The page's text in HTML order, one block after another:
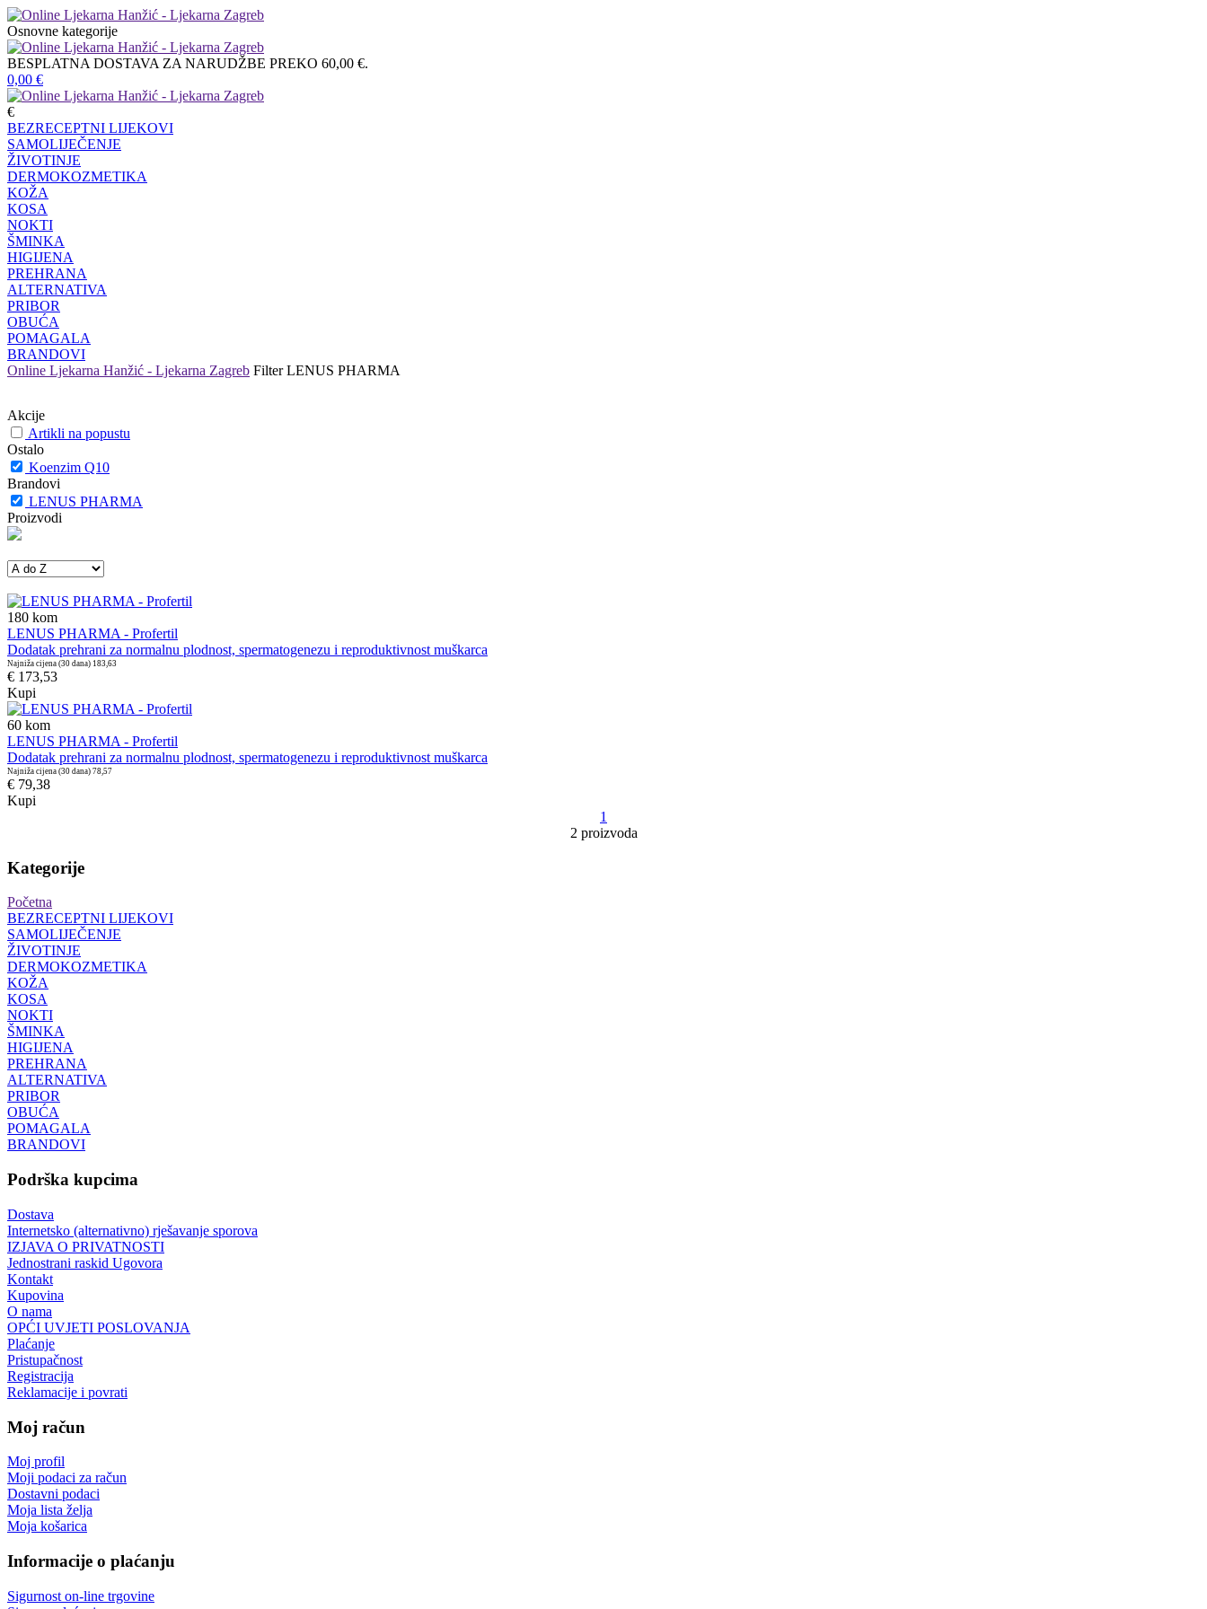
Osnovne kategorije
BESPLATNA DOSTAVA ZA NARUDŽBE PREKO 60,00 €.
0,00 €
€
BEZRECEPTNI LIJEKOVI
SAMOLIJEČENJE
ŽIVOTINJE
DERMOKOZMETIKA
KOŽA
KOSA
NOKTI
ŠMINKA
HIGIJENA
PREHRANA
ALTERNATIVA
PRIBOR
OBUĆA
POMAGALA
BRANDOVI
Online Ljekarna Hanžić - Ljekarna Zagreb Filter LENUS PHARMA
Akcije
Artikli na popustu
Ostalo
Koenzim Q10
Brandovi
LENUS PHARMA
Proizvodi
180 kom
LENUS PHARMA - Profertil
Dodatak prehrani za normalnu plodnost, spermatogenezu i reproduktivnost muškarca
Najniža cijena (30 dana) 183,63
€ 173,53
Kupi
60 kom
LENUS PHARMA - Profertil
Dodatak prehrani za normalnu plodnost, spermatogenezu i reproduktivnost muškarca
Najniža cijena (30 dana) 78,57
€ 79,38
Kupi
1
2 proizvoda
Kategorije
Početna
BEZRECEPTNI LIJEKOVI
SAMOLIJEČENJE
ŽIVOTINJE
DERMOKOZMETIKA
KOŽA
KOSA
NOKTI
ŠMINKA
HIGIJENA
PREHRANA
ALTERNATIVA
PRIBOR
OBUĆA
POMAGALA
BRANDOVI
Podrška kupcima
Dostava
Internetsko (alternativno) rješavanje sporova
IZJAVA O PRIVATNOSTI
Jednostrani raskid Ugovora
Kontakt
Kupovina
O nama
OPĆI UVJETI POSLOVANJA
Plaćanje
Pristupačnost
Registracija
Reklamacije i povrati
Moj račun
Moj profil
Moji podaci za račun
Dostavni podaci
Moja lista želja
Moja košarica
Informacije o plaćanju
Sigurnost on-line trgovine